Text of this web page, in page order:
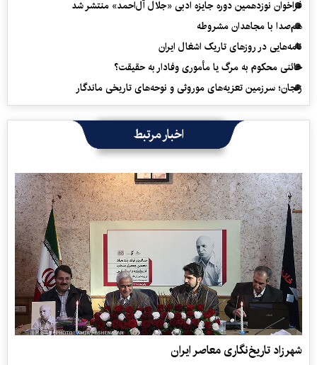
فراخوان نوزدهمین دوره جایزه ادبی «جلال آل‌احمد» منتشر شد
هم‌صدا با مجاهدان مشروطه
نامه‌هایی در روزهای تاریک اشغال ایران
خائنی محکوم به مرگ یا مأموری وفادار به حقیقت؟
زنجان؛ سرزمین تعزیه‌های موروثی و نوحه‌های تاریخی ماندگار
اخبار مرتبط
شهرزاد تاریخ‌نگاری معاصر ایران